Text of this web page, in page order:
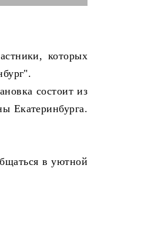
которых
состоит из
Екатеринбурга.
в уютной